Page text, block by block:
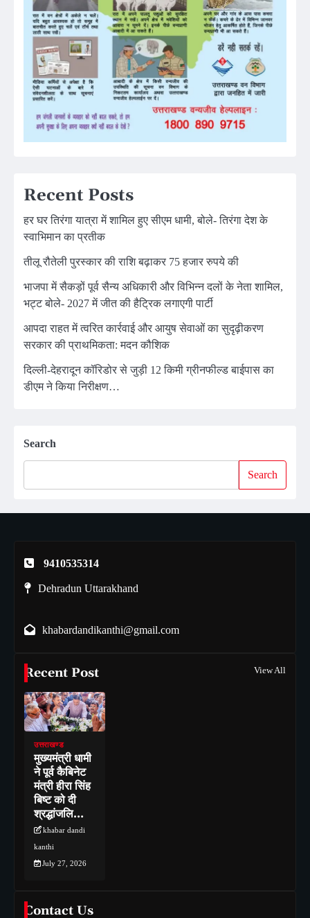
Recent Posts
हर घर तिरंगा यात्रा में शामिल हुए सीएम धामी, बोले- तिरंगा देश के
स्वाभिमान का प्रतीक
तीलू रौतेली पुरस्कार की राशि बढ़ाकर 75 हजार रुपये की
भाजपा में सैकड़ों पूर्व सैन्य अधिकारी और विभिन्न दलों के नेता शामिल,
भट्ट बोले- 2027 में जीत की हैट्रिक लगाएगी पार्टी
आपदा राहत में त्वरित कार्रवाई और आयुष सेवाओं का सुदृढ़ीकरण
सरकार की प्राथमिकता: मदन कौशिक
दिल्ली-देहरादून कॉरिडोर से जुड़ी 12 किमी ग्रीनफील्ड बाईपास का
डीएम ने किया निरीक्षण…
Search
Search
9410535314
Dehradun Uttarakhand
khabardandikanthi@gmail.com
Recent Post View All
उत्तराखण्ड
मुख्यमंत्री धामी
ने पूर्व कैबिनेट
मंत्री हीरा सिंह
बिष्ट को दी
श्रद्धांजलि…
khabar dandi
kanthi
July 27, 2026
Contact Us